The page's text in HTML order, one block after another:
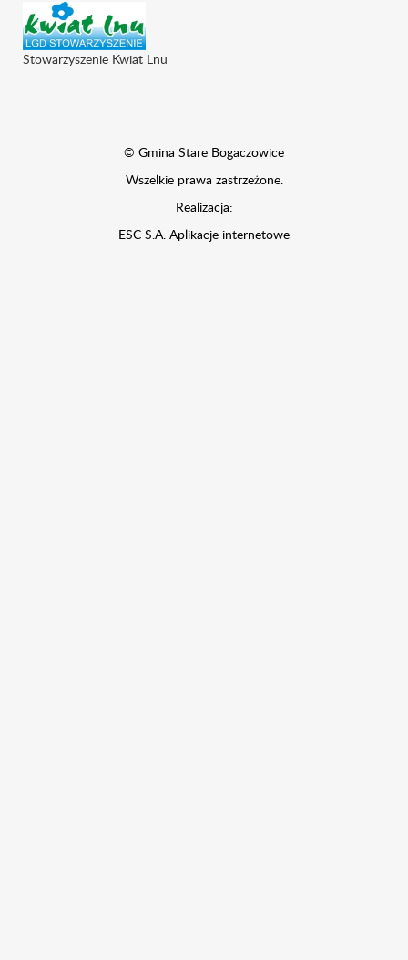
© Gmina Stare Bogaczowice
Wszelkie prawa zastrzeżone.
Realizacja:
ESC S.A. Aplikacje internetowe
Stowarzyszenie Kwiat Lnu